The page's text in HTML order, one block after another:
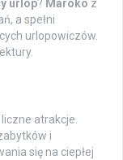
urlop? Maroko z
a spełni
urlopowiczów.
atrakcje.
i
się na ciepłej